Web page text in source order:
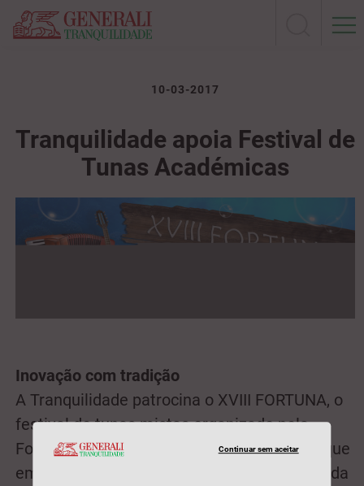
10-03-2017
Tranquilidade apoia Festival de
Tunas Académicas
Inovação com tradição
A Tranquilidade patrocina o XVIII FORTUNA, o
festival de tunas mistas organizado pela
ForTuna – Tuna Académica da Nova SBE - que
em 2017 se realiza no Auditório da Reitoria da
Continuar sem aceitar